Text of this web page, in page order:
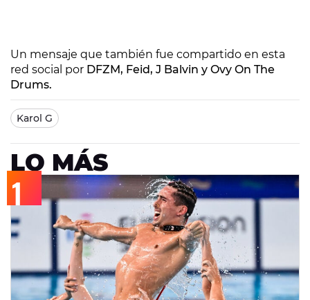
Un mensaje que también fue compartido en esta
red social por DFZM, Feid, J Balvin y Ovy On The
Drums.
Karol G
LO MÁS